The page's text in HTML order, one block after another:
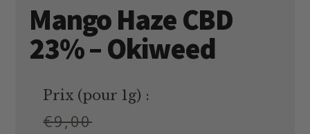
Mango Haze CBD
23% – Okiweed
Prix (pour 1g) :
€9,00